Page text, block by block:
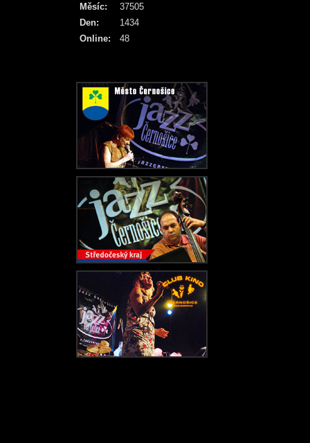
Online: 48
Měsíc:
37505
Den:
1434